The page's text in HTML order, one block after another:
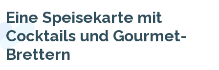
Eine Speisekarte mit
Cocktails und Gourmet-
Brettern